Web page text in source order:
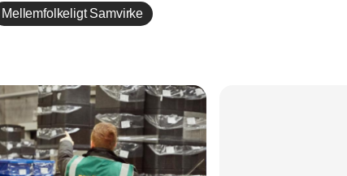
Mellemfolkeligt Samvirke